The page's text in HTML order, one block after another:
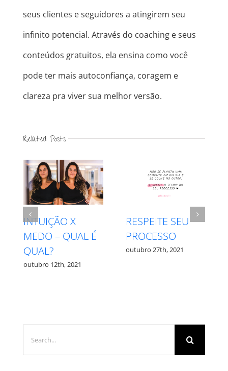
seus clientes e seguidores a atingirem seu
infinito potencial. Através do coaching e seus
conteúdos gratuitos, ela ensina como você
pode ter mais autoconfiança, coragem e
clareza pra viver sua melhor versão.
Related Posts
INTUIÇÃO X
MEDO – QUAL É
QUAL?
outubro 12th, 2021
RESPEITE SEU
PROCESSO
outubro 27th, 2021
for: